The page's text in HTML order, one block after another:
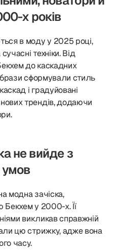
х років
в моду у 2025 році,
техніки. Від
до каскадних
сформували стиль
і градуйовані
трендів, додаючи
не вийде з
умов
модна зачіска,
Бекхем у 2000-х. Її
викликав справжній
цю стрижку, адже вона
часу.